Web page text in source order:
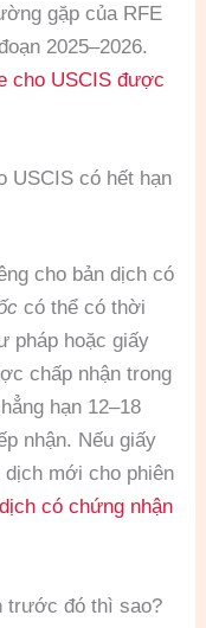
gặp của RFE
2025–2026.
cho USCIS được
USCIS có hết hạn
cho bản dịch có
có thể có thời
pháp hoặc giấy
chấp nhận trong
hạn 12–18
nhận. Nếu giấy
mới cho phiên
có chứng nhận
trước đó thì sao?